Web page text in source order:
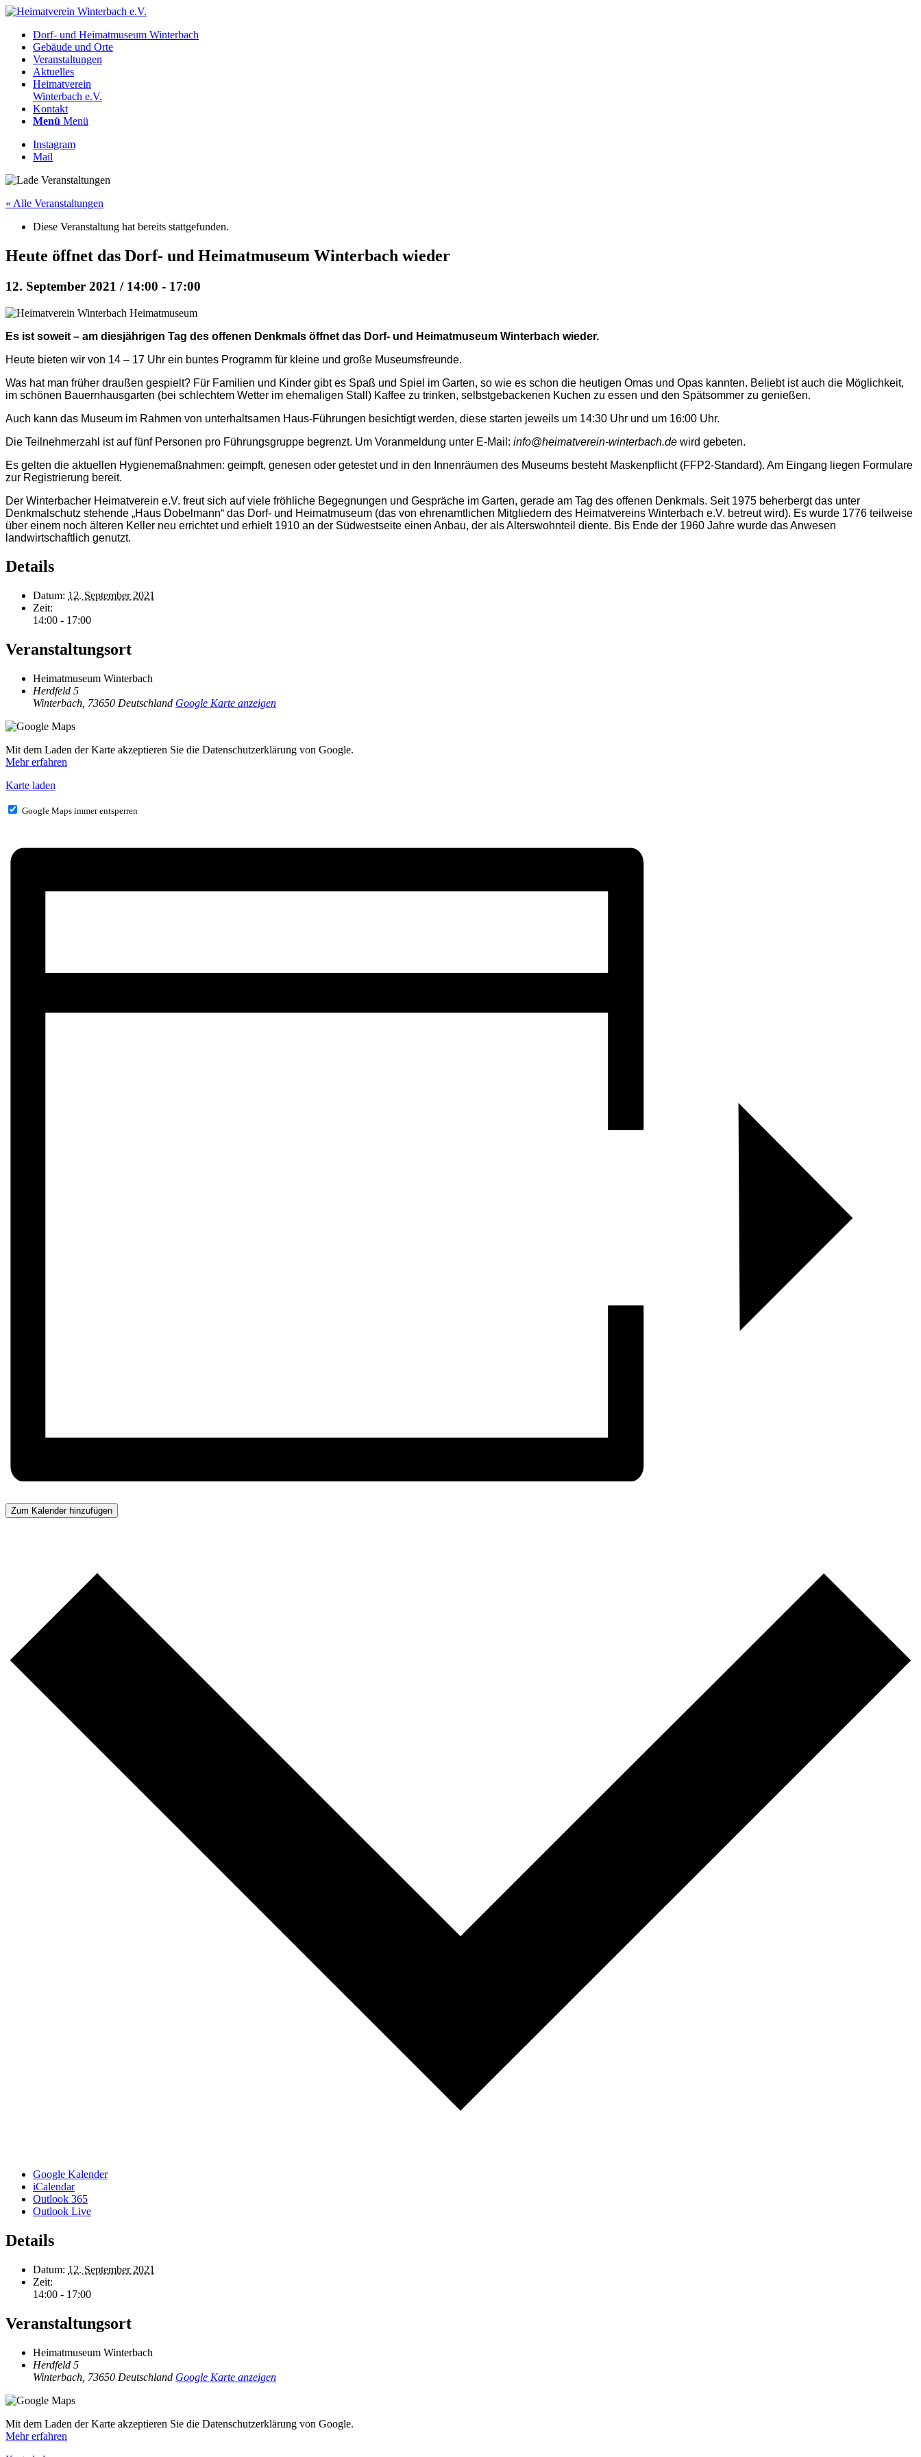
Dorf- und Heimatmuseum Winterbach
Gebäude und Orte
Veranstaltungen
Aktuelles
Heimatverein
Winterbach e.V.
Kontakt
Menü Menü
Instagram
Mail
« Alle Veranstaltungen
Diese Veranstaltung hat bereits stattgefunden.
Heute öffnet das Dorf- und Heimatmuseum Winterbach wieder
12. September 2021 / 14:00 - 17:00
Es ist soweit – am diesjährigen Tag des offenen Denkmals öffnet das Dorf- und Heimatmuseum Winterbach wieder.
Heute bieten wir von 14 – 17 Uhr ein buntes Programm für kleine und große Museumsfreunde.
Was hat man früher draußen gespielt? Für Familien und Kinder gibt es Spaß und Spiel im Garten, so wie es schon die heutigen Omas und Opas kannten. Beliebt istauch die Möglichkeit,
im schönen Bauernhausgarten (bei schlechtem Wetter im ehemaligen Stall) Kaffee zu trinken, selbstgebackenen Kuchen zu essen und den Spätsommer zu genießen.
Auch kann das Museum im Rahmen von unterhaltsamen Haus-Führungen besichtigt werden, diese starten jeweils um 14:30 Uhr und um 16:00 Uhr.
Die Teilnehmerzahl ist auf fünf Personen pro Führungsgruppe begrenzt. Um Voranmeldung unter E-Mail: info@heimatverein-winterbach.de wird gebeten.
Es gelten die aktuellen Hygienemaßnahmen: geimpft, genesen oder getestet und in den Innenräumen des Museums besteht Maskenpflicht (FFP2-Standard). Am Eingang liegen Formulare
zur Registrierung bereit.
Der Winterbacher Heimatverein e.V. freut sich auf viele fröhliche Begegnungen und Gespräche im Garten, gerade am Tag des offenen Denkmals. Seit 1975 beherbergt das unter
Denkmalschutz stehende „Haus Dobelmann“ das Dorf- und Heimatmuseum (das von ehrenamtlichen Mitgliedern des Heimatvereins Winterbach e.V. betreutwird). Es wurde 1776 teilweise
über einem noch älteren Keller neu errichtet und erhielt 1910 an der Südwestseite einen Anbau, der als Alterswohnteil diente. Bis Ende der 1960 Jahre wurde das Anwesen
landwirtschaftlich genutzt.
Details
Datum: 12. September 2021
Zeit:
14:00 - 17:00
Veranstaltungsort
Heimatmuseum Winterbach
Herdfeld 5
Winterbach 73650 Deutschland Google Karte anzeigen
Mit dem Laden der Karte akzeptieren Sie die Datenschutzerklärung von Google.
Mehr erfahren
Karte laden
Google Maps immer entsperren
Zum Kalender hinzufügen
Google Kalender
iCalendar
Outlook 365
Outlook Live
Details
Datum: 12. September 2021
Zeit:
14:00 - 17:00
Veranstaltungsort
Heimatmuseum Winterbach
Herdfeld 5
Winterbach 73650 Deutschland Google Karte anzeigen
Mit dem Laden der Karte akzeptieren Sie die Datenschutzerklärung von Google.
Mehr erfahren